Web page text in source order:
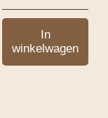
In
winkelwagen